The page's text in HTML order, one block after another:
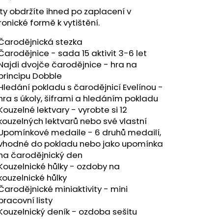
obdržíte ihned po zaplacení v
formě k vytištění.
stezka
- sada 15 aktivit 3-6 let
dvojče čarodějnice - hra na
Dobble
pokladu s čarodějnicí Evelínou -
s úkoly, šiframi a hledáním pokladu
lektvary - vyrobte si 12
lektvarů nebo své vlastní
medaile - 6 druhů medailí,
do pokladu nebo jako upomínka
čarodějnický den
hůlky - ozdoby na
hůlky
miniaktivity - mini
listy
deník - ozdoba sešitu